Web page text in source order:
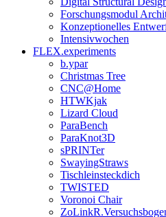
Forschungsmodul
Konzeptionelles
Intensivwochen
FLEX.experiments
b.ypar
Christmas Tree
CNC@Home
HTWKjak
Lizard Cloud
ParaBench
ParaKnot3D
sPRINTer
SwayingStraws
Tischleinsteckdich
TWISTED
Voronoi Chair